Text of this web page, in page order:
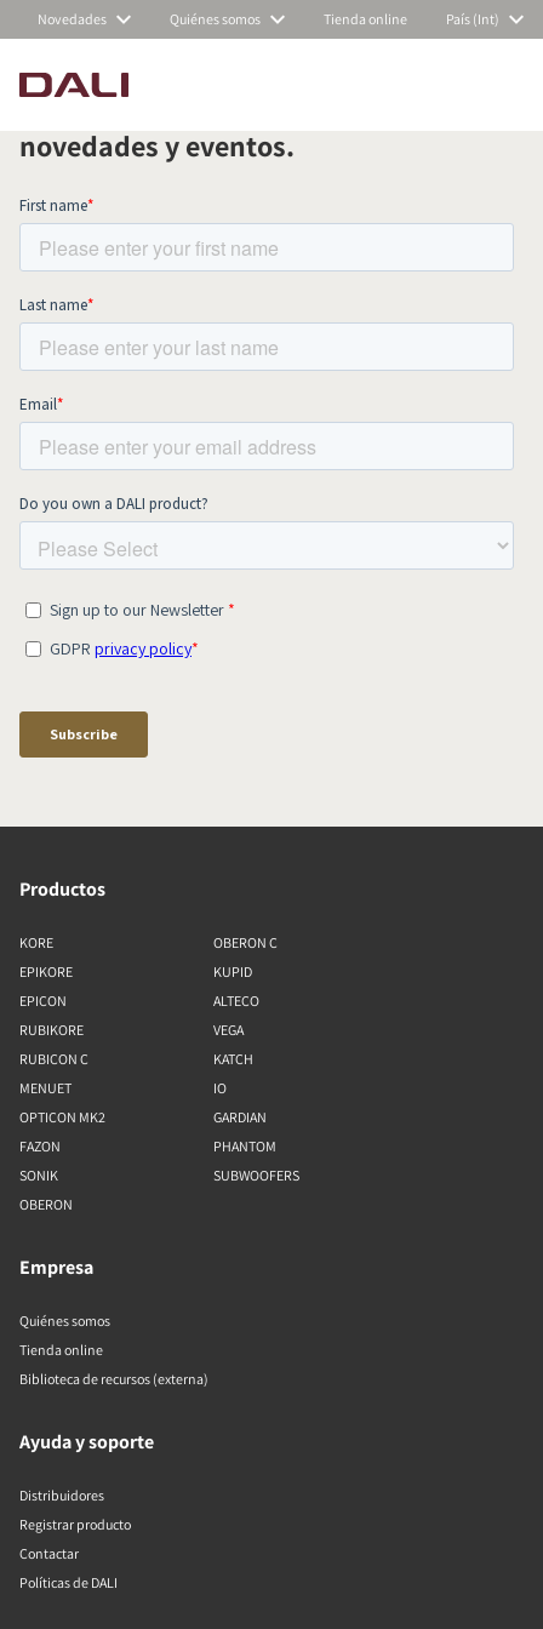
Novedades Quiénes somos Tienda online País (Int)
COMPARAR PRODUCTOS
Suscríbete a nuestra newsletter
mensual y mantente al día de todas las
novedades y eventos.
Productos
KORE
EPIKORE
EPICON
RUBIKORE
RUBICON C
MENUET
OPTICON MK2
FAZON
SONIK
OBERON
OBERON C
KUPID
ALTECO
VEGA
KATCH
IO
GARDIAN
PHANTOM
SUBWOOFERS
Empresa
Quiénes somos
Tienda online
Biblioteca de recursos (externa)
Ayuda y soporte
Distribuidores
Registrar producto
Contactar
Políticas de DALI